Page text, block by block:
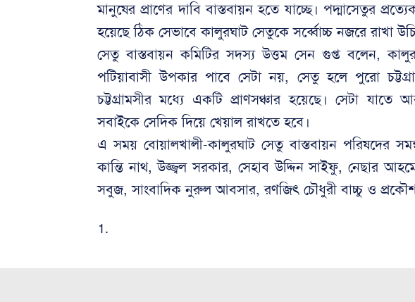
মানুষের প্রাণের দাবি বাস্তবায়ন হতে যাচ্ছে। পদ্মাসেতুর
হয়েছে ঠিক সেভাবে কালুরঘাট সেতুকে সর্ব্বোচ্চ নজরে রাখা
সেতু বাস্তবায়ন কমিটির সদস্য উত্তম সেন গুপ্ত বলেন,
পটিয়াবাসী উপকার পাবে সেটা নয়, সেতু হলে পুরো
চট্টগ্রামসীর মধ্যে একটি প্রাণসঞ্চার হয়েছে। সেটা
সবাইকে সেদিক দিয়ে খেয়াল রাখতে হবে।
এ সময় বোয়ালখালী-কালুরঘাট সেতু বাস্তবায়ন পরিষদের
কান্তি নাথ, উজ্জ্বল সরকার, সেহাব উদ্দিন সাইফু, নেছার
সবুজ, সাংবাদিক নুরুল আবসার, রণজিৎ চৌধুরী বাচ্চু ও